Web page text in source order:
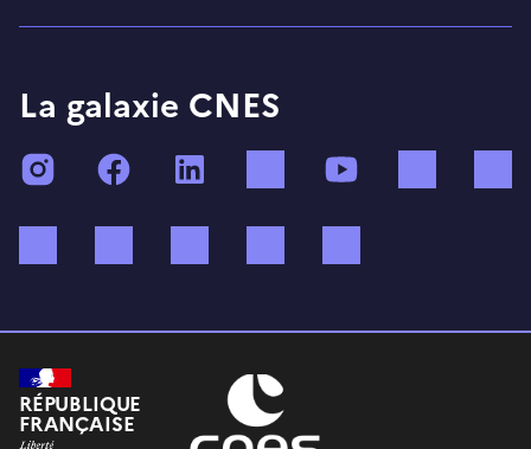
La galaxie CNES
InstagramFacebook TikTok
RÉPUBLIQUE
FRANÇAISE